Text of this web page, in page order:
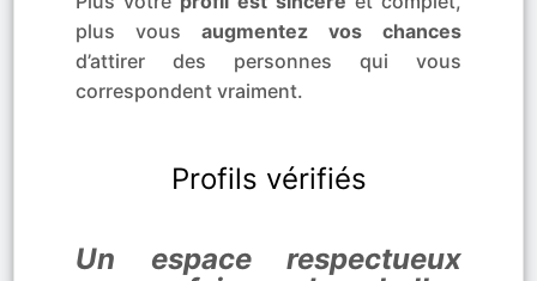
plus vous augmentez vos chances
d’attirer des personnes qui vous
correspondent vraiment.
Profils vérifiés
Un espace respectueux